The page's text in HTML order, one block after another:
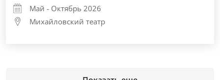
Май - Октябрь 2026
Михайловский театр